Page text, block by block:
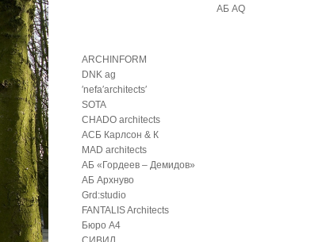
АБ AQ
ARCHINFORM
DNK ag
′nefa′architects′
SOTA
CHADO architects
АСБ Карлсон & К
MAD architects
АБ «Гордеев – Демидов»
АБ Архнуво
Grd:studio
FANTALIS Architects
Бюро А4